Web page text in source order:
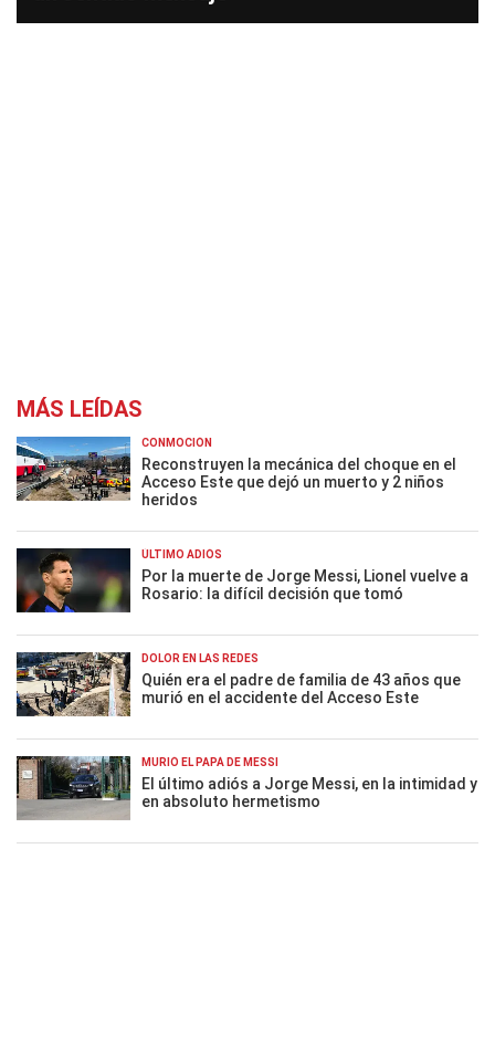
MÁS LEÍDAS
CONMOCIÓN
Reconstruyen la mecánica del choque en el
Acceso Este que dejó un muerto y 2 niños
heridos
ÚLTIMO ADIÓS
Por la muerte de Jorge Messi, Lionel vuelve a
Rosario: la difícil decisión que tomó
DOLOR EN LAS REDES
Quién era el padre de familia de 43 años que
murió en el accidente del Acceso Este
MURIÓ EL PAPÁ DE MESSI
El último adiós a Jorge Messi, en la intimidad y
en absoluto hermetismo